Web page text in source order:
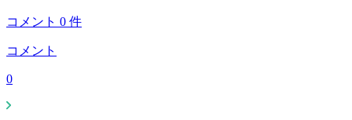
コメント 0 件
コメント
0